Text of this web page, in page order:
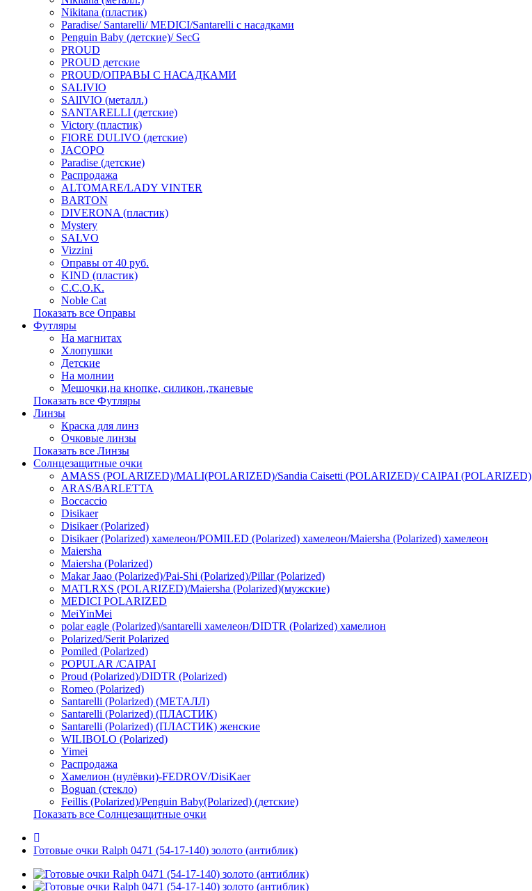
Nikitana (пластик)
Paradise/ Santarelli/ MEDICI/Santarelli с насадками
Penguin Baby (детские)/ SecG
PROUD
PROUD детские
PROUD/ОПРАВЫ С НАСАДКАМИ
SALIVIO
SAlIVIO (металл.)
SANTARELLI (детские)
Victory (пластик)
FIORE DULIVO (детские)
JACOPO
Paradise (детские)
Распродажа
ALTOMARE/LADY VINTER
BARTON
DIVERONA (пластик)
Mystery
SALVO
Vizzini
Оправы от 40 руб.
KIND (пластик)
C.C.O.K.
Noble Cat
Показать все Оправы
Футляры
На магнитах
Хлопушки
Детские
На молнии
Мешочки,на кнопке, силикон.,тканевые
Показать все Футляры
Линзы
Краска для линз
Очковые линзы
Показать все Линзы
Солнцезащитные очки
AMASS (POLARIZED)/MALI(POLARIZED)/Sandia Caisetti (POLARIZED)/ CAIPAI (POLARIZED)
ARAS/BARLETTA
Boccaccio
Disikaer
Disikaer (Polarized)
Disikaer (Polarized) хамелеон/POMILED (Polarized) хамелеон/Maiersha (Polarized) хамелеон
Maiersha
Maiersha (Polarized)
Makar Jaao (Polarized)/Pai-Shi (Polarized)/Pillar (Polarized)
MATLRXS (POLARIZED)/Maiersha (Polarized)(мужские)
MEDICI POLARIZED
MeiYinMei
polar eagle (Polarized)/santarelli хамелеон/DIDTR (Polarized) хамелион
Polarized/Serit Polarized
Pomiled (Polarized)
POPULAR /CAIPAI
Proud (Polarized)/DIDTR (Polarized)
Romeo (Polarized)
Santarelli (Polarized) (МЕТАЛЛ)
Santarelli (Polarized) (ПЛАСТИК)
Santarelli (Polarized) (ПЛАСТИК) женские
WILIBOLO (Polarized)
Yimei
Распродажа
Хамелион (нулёвки)-FEDROV/DisiKaer
Boguan (стекло)
Feillis (Polarized)/Penguin Baby(Polarized) (детские)
Показать все Солнцезащитные очки
Готовые очки Ralph 0471 (54-17-140) золото (антиблик)